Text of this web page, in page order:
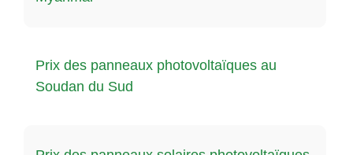
Prix ​​des panneaux photovoltaïques au
Soudan du Sud